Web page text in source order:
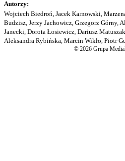
Autorzy:
Wojciech Biedroń, Jacek Karnowski,
Budzisz, Jerzy Jachowicz, Grzegorz Górny,
Janecki, Dorota Łosiewicz, Dariusz
Aleksandra Rybińska, Marcin Wikło, Piotr
© 2026 Grupa